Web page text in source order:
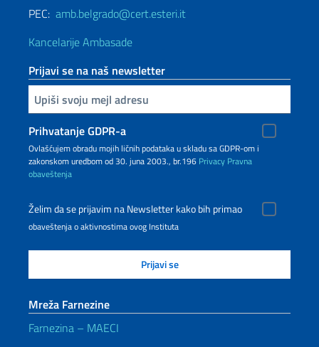
PEC: amb.belgrado@cert.esteri.it
Kancelarije Ambasade
Prijavi se na naš newsletter
Upiši vaš imejl
Prihvatanje GDPR-a
Ovlašćujem obradu mojih ličnih podataka u skladu sa GDPR-om i
zakonskom uredbom od 30. juna 2003., br.196 Privacy Pravna
obaveštenja
Želim da se prijavim na Newsletter kako bih primao
obaveštenja o aktivnostima ovog Instituta
Mreža Farnezine
Farnezina – MAECI